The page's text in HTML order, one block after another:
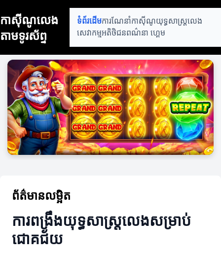
កាស៊ីណូលេង
តាមទូរស័ព្ទ
ទំព័រដើមការណែនាំកាស៊ីណូយុទ្ធសាស្ត្រលេង
សេវាកម្មអតិថិជនពណ៌នា ហ្គេម
ព័ត៌មានលម្អិត
ការពង្រឹងយុទ្ធសាស្ត្រលេងសម្រាប់
ជោគជ័យ